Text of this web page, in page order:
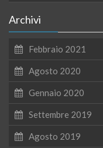
Archivi
Febbraio 2021
Agosto 2020
Gennaio 2020
Settembre 2019
Agosto 2019